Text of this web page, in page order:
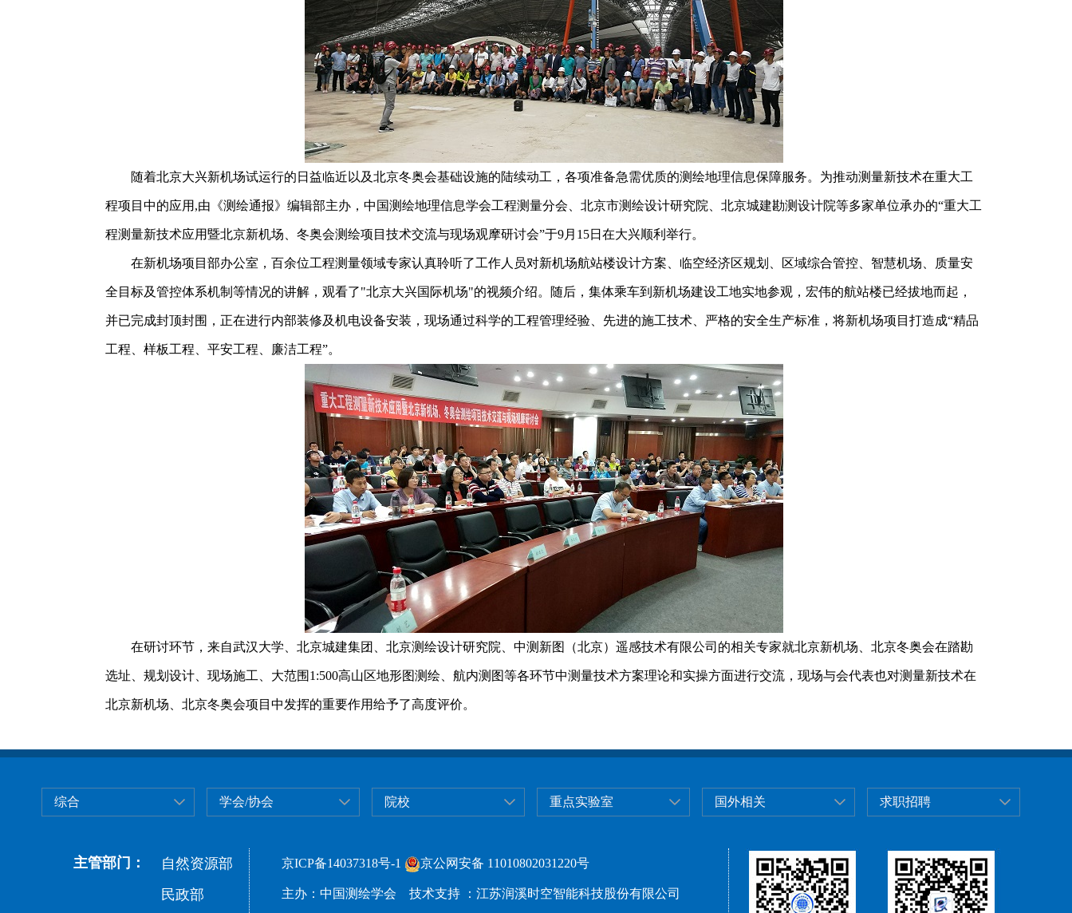
随着北京大兴新机场试运行的日益临近以及北京冬奥会基础设施的陆续动工，各项准备急需优质的测绘地理信息保障服务。为推动测量新技术在重大工
程项目中的应用,由《测绘通报》编辑部主办，中国测绘地理信息学会工程测量分会、北京市测绘设计研究院、北京城建勘测设计院等多家单位承办的“重大工
程测量新技术应用暨北京新机场、冬奥会测绘项目技术交流与现场观摩研讨会”于9月15日在大兴顺利举行。
在新机场项目部办公室，百余位工程测量领域专家认真聆听了工作人员对新机场航站楼设计方案、临空经济区规划、区域综合管控、智慧机场、质量安
全目标及管控体系机制等情况的讲解，观看了"北京大兴国际机场"的视频介绍。随后，集体乘车到新机场建设工地实地参观，宏伟的航站楼已经拔地而起，
并已完成封顶封围，正在进行内部装修及机电设备安装，现场通过科学的工程管理经验、先进的施工技术、严格的安全生产标准，将新机场项目打造成“精品
工程、样板工程、平安工程、廉洁工程”。
在研讨环节，来自武汉大学、北京城建集团、北京测绘设计研究院、中测新图（北京）遥感技术有限公司的相关专家就北京新机场、北京冬奥会在踏勘
选址、规划设计、现场施工、大范围1:500高山区地形图测绘、航内测图等各环节中测量技术方案理论和实操方面进行交流，现场与会代表也对测量新技术在
北京新机场、北京冬奥会项目中发挥的重要作用给予了高度评价。
综合 学会/协会 院校 重点实验室 国外相关 求职招聘
主管部门：
自然资源部
民政部
京ICP备14037318号-1 京公网安备 11010802031220号
主办：中国测绘学会 技术支持 ：江苏润溪时空智能科技股份有限公司